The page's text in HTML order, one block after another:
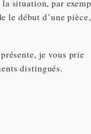
situation, par
le début d’une pièce,
je vous prie
distingués.